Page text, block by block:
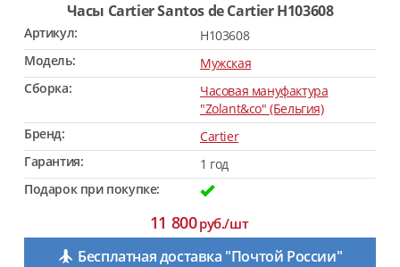
Часы Cartier Santos de Cartier H103608
Артикул:
H103608
Модель:
Мужская
Сборка:
Часовая мануфактура
"Zolant&co" (Бельгия)
Бренд:
Cartier
Гарантия:
1 год
Подарок при покупке:
11 800руб./шт
Бесплатная доставка "Почтой России"